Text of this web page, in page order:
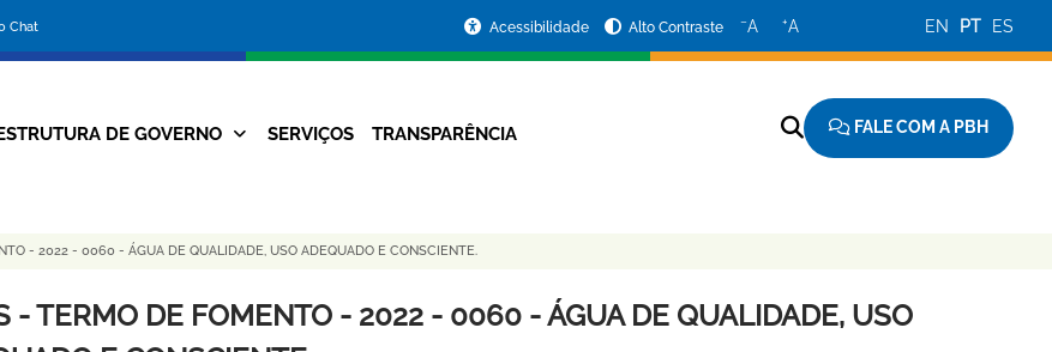
Chat
da
Prefeitura
Acessibilidade Alto Contraste −A +A EN PT ES
Navegação
DE GOVERNO SERVIÇOS TRANSPARÊNCIA FALE COM A PBH
- 2022 - 0060 - ÁGUA DE QUALIDADE, USO ADEQUADO E CONSCIENTE.
- TERMO DE FOMENTO - 2022 - 0060 - ÁGUA DE QUALIDADE, USO